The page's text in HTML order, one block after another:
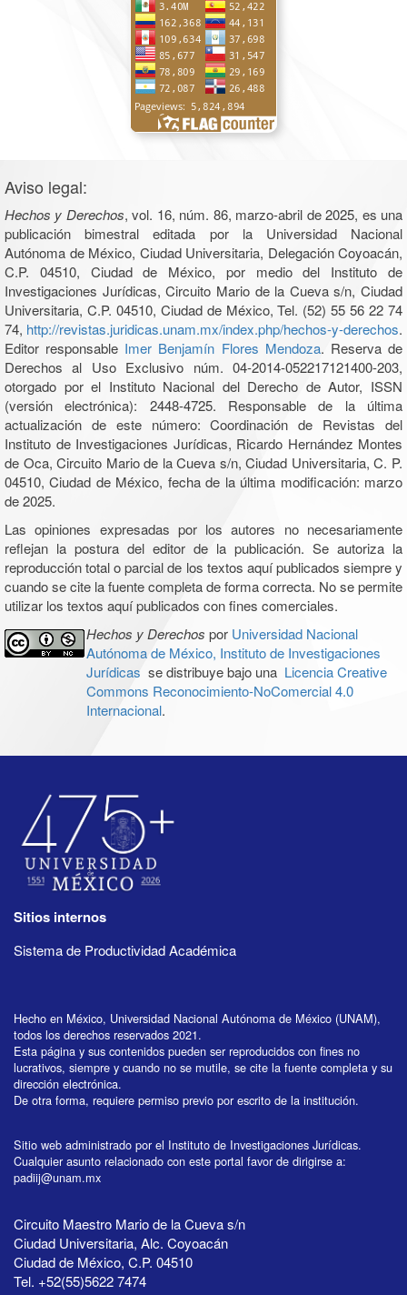
Aviso legal:
Hechos y Derechos, vol. 16, núm. 86, marzo-abril de 2025, es una
publicación bimestral editada por la Universidad Nacional
Autónoma de México, Ciudad Universitaria, Delegación Coyoacán,
C.P. 04510, Ciudad de México, por medio del Instituto de
Investigaciones Jurídicas, Circuito Mario de la Cueva s/n, Ciudad
Universitaria, C.P. 04510, Ciudad de México, Tel. (52) 55 56 22 74
74, http://revistas.juridicas.unam.mx/index.php/hechos-y-derechos.
Editor responsable Imer Benjamín Flores Mendoza. Reserva de
Derechos al Uso Exclusivo núm. 04-2014-052217121400-203,
otorgado por el Instituto Nacional del Derecho de Autor, ISSN
(versión electrónica): 2448-4725. Responsable de la última
actualización de este número: Coordinación de Revistas del
Instituto de Investigaciones Jurídicas, Ricardo Hernández Montes
de Oca, Circuito Mario de la Cueva s/n, Ciudad Universitaria, C. P.
04510, Ciudad de México, fecha de la última modificación: marzo
de 2025.
Las opiniones expresadas por los autores no necesariamente
reflejan la postura del editor de la publicación. Se autoriza la
reproducción total o parcial de los textos aquí publicados siempre y
cuando se cite la fuente completa de forma correcta. No se permite
utilizar los textos aquí publicados con fines comerciales.
Hechos y Derechos por Universidad Nacional
Autónoma de México, Instituto de Investigaciones
Jurídicas se distribuye bajo una Licencia Creative
Commons Reconocimiento-NoComercial 4.0
Internacional.
Sitios internos
Sistema de Productividad Académica
Hecho en México, Universidad Nacional Autónoma de México (UNAM),
todos los derechos reservados 2021.
Esta página y sus contenidos pueden ser reproducidos con fines no
lucrativos, siempre y cuando no se mutile, se cite la fuente completa y su
dirección electrónica.
De otra forma, requiere permiso previo por escrito de la institución.
Sitio web administrado por el Instituto de Investigaciones Jurídicas.
Cualquier asunto relacionado con este portal favor de dirigirse a:
padiij@unam.mx
Circuito Maestro Mario de la Cueva s/n
Ciudad Universitaria, Alc. Coyoacán
Ciudad de México, C.P. 04510
Tel. +52(55)5622 7474